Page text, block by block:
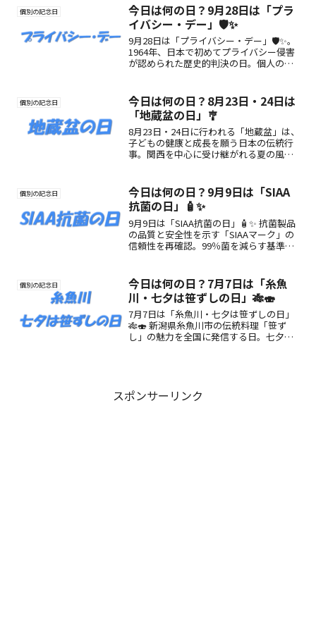
個別の記念日
今日は何の日？9月28日は「プラ
イバシー・デー」🛡️✨
9月28日は「プライバシー・デー」🛡️✨。
1964年、日本で初めてプライバシー侵害
が認められた歴史的判決の日。個人の尊
個別の記念日
今日は何の日？8月23日・24日は
「地蔵盆の日」🎐
8月23日・24日に行われる「地蔵盆」は、
子どもの健康と成長を願う日本の伝統行
事。関西を中心に受け継がれる夏の風物
しみ方をわかりやすく解説します。
個別の記念日
今日は何の日？9月9日は「SIAA
抗菌の日」🧴✨
9月9日は「SIAA抗菌の日」🧴✨ 抗菌製品
の品質と安全性を示す「SIAAマーク」の
信頼性を再確認。99％菌を減らす基準と
個別の記念日
今日は何の日？7月7日は「糸魚
川・七夕は笹ずしの日」🎋🍣
7月7日は「糸魚川・七夕は笹ずしの日」
🎋🍣 新潟県糸魚川市の伝統料理「笹ず
し」の魅力を全国に発信する日。七夕に
スポンサーリンク